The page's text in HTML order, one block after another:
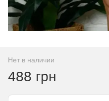
Нет в наличии
488 грн